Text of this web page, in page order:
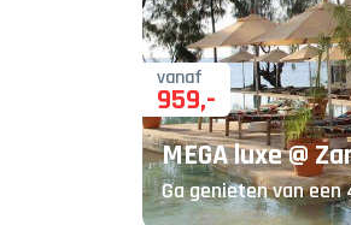
vanaf
959,-
MEGA luxe @
Ga genieten van